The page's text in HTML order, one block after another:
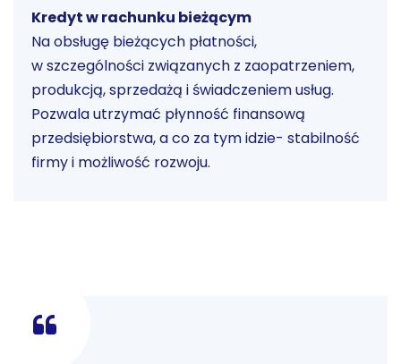
Kredyt w rachunku bieżącym
Na obsługę bieżących płatności,
w szczególności związanych z zaopatrzeniem,
produkcją, sprzedażą i świadczeniem usług.
Pozwala utrzymać płynność finansową
przedsiębiorstwa, a co za tym idzie- stabilność
firmy i możliwość rozwoju.